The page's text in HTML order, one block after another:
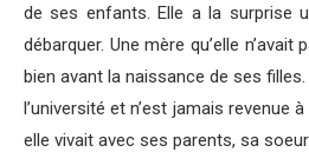
de ses enfants. Elle a la surprise
débarquer. Une mère qu’elle
bien avant la naissance de ses
l’université et n’est jamais revenue
elle vivait avec ses parents, sa